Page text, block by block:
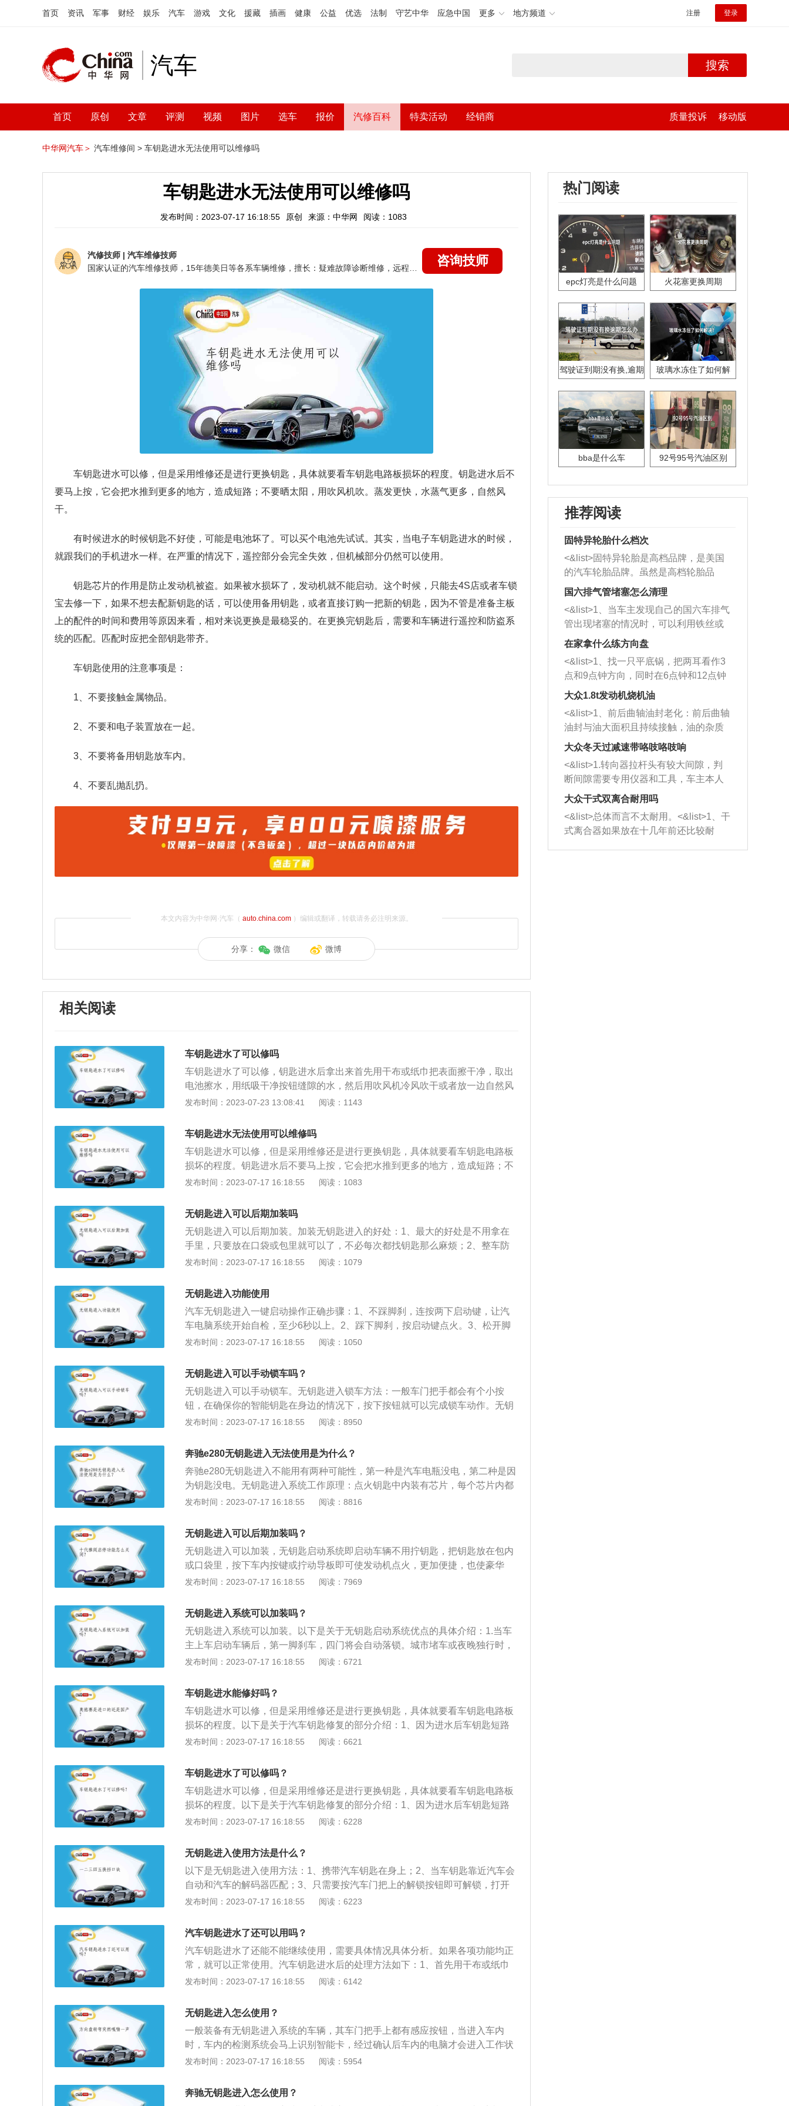
首页 资讯 军事 财经 娱乐 汽车 游戏 文化 援藏 插画 健康 公益 优选 法制 守艺中华 应急中国 更多 地方频道 注册 登录
汽车 搜索
首页 原创 文章 评测 视频 图片 选车 报价 汽修百科 特卖活动 经销商 质量投诉 移动版
中华网汽车＞ 汽车维修间 > 车钥匙进水无法使用可以维修吗
车钥匙进水无法使用可以维修吗
发布时间：2023-07-17 16:18:55 原创 来源：中华网 阅读：1083
汽修技师 | 汽车维修技师
咨询技师
车钥匙进水可以修，但是采用维修还是进行更换钥匙，具体就要看车钥匙电路板损坏的程度。钥匙进水后不
要马上按，它会把水推到更多的地方，造成短路；不要晒太阳，用吹风机吹。蒸发更快，水蒸气更多，自然风
干。
有时候进水的时候钥匙不好使，可能是电池坏了。可以买个电池先试试。其实，当电子车钥匙进水的时候，
就跟我们的手机进水一样。在严重的情况下，遥控部分会完全失效，但机械部分仍然可以使用。
钥匙芯片的作用是防止发动机被盗。如果被水损坏了，发动机就不能启动。这个时候，只能去4S店或者车锁
宝去修一下，如果不想去配新钥匙的话，可以使用备用钥匙，或者直接订购一把新的钥匙，因为不管是准备主板
上的配件的时间和费用等原因来看，相对来说更换是最稳妥的。在更换完钥匙后，需要和车辆进行遥控和防盗系
统的匹配。匹配时应把全部钥匙带齐。
车钥匙使用的注意事项是：
1、不要接触金属物品。
2、不要和电子装置放在一起。
3、不要将备用钥匙放车内。
4、不要乱抛乱扔。
本文内容为中华网·汽车（ auto.china.com）编辑或翻译，转载请务必注明来源。
分享： 微信 微博
相关阅读
车钥匙进水了可以修吗
车钥匙进水了可以修，钥匙进水后拿出来首先用干布或纸巾把表面擦干净，取出
电池擦水，用纸吸干净按钮缝隙的水，然后用吹风机冷风吹干或者放一边自然风
干，如果不放心，可以用95%的纯酒精擦拭车钥匙电路板与钥匙按钮的接触点。
坏了，可以拿到4S店维修。钥匙进水，不要马上按键。会促使水流向更多的地
方，造成短路。不要对着太阳晒，用吹风机吹。蒸发变快水汽更多，所以要自然
风干。有时候钥匙进水不好用，只是电池坏了，可以先买个电池换上试试。其实
电子式车钥匙进了水就跟手机进了水一样，严重的话遥控部分会完全失灵，不过
机械部分的依旧可以用。钥匙芯片的作用是发动机防盗，如果进水损坏的话会导
发布时间：2023-07-23 13:08:41 阅读：1143
车钥匙进水无法使用可以维修吗
车钥匙进水可以修，但是采用维修还是进行更换钥匙，具体就要看车钥匙电路板
损坏的程度。钥匙进水后不要马上按，它会把水推到更多的地方，造成短路；不
要晒太阳，用吹风机吹。蒸发更快，水蒸气更多，自然风干。有时候进水的时候
的时候，就跟我们的手机进水一样。在严重的情况下，遥控部分会完全失效，但
机械部分仍然可以使用。钥匙芯片的作用是防止发动机被盗。如果被水损坏了，
发动机就不能启动。这个时候，只能去4S店或者车锁宝去修一下，如果不想去配
新钥匙的话，可以使用备用钥匙，或者直接订购一把新的钥匙，因为不管是准备
主板上的配件的时间和费用等原因来看，相对来说更换是最稳妥的。在更换完钥
匙使用的注意事项是：1、不要接触金属物品。2、不要和电子装置放在一起。
3、不要将备用钥匙放车内。4、不要乱抛乱扔。
发布时间：2023-07-17 16:18:55 阅读：1083
无钥匙进入可以后期加装吗
无钥匙进入可以后期加装。加装无钥匙进入的好处：1、最大的好处是不用拿在
手里，只要放在口袋或包里就可以了，不必每次都找钥匙那么麻烦；2、整车防
盗，意思是你把整辆车拖走了，也没用，通过电路、油路，启动三点锁定，而且
窗，无须重新启动发动机逐个关闭车窗，车辆安全系统会自动升起车窗，大大地
提高了汽车的安全防范水平。汽车配备无钥匙进入系统，车主在携带钥匙靠近汽
车时，车辆自身就可以在一定的距离内感应到钥匙。钥匙芯片的ID会自动和与发
动机的ID进行匹配，成功配对之后汽车车门开启，无需钥匙，从而机进行自动解
锁，无需再拿钥匙进行手动操作。
发布时间：2023-07-17 16:18:55 阅读：1079
无钥匙进入功能使用
汽车无钥匙进入一键启动操作正确步骤：1、不踩脚刹，连按两下启动键，让汽
车电脑系统开始自检，至少6秒以上。2、踩下脚刹，按启动键点火。3、松开脚
刹，原地热车（根据差异的车型及环境温度确定热车时间，但在低温状况下要免
档位从P档拉到D档（如果在斜坡起步，为防止后遛，可先将档位拉到D档，轻踏
油门，慢慢松开手刹，即可平稳起步）。5、缓慢放开脚刹，起步。6、然后再根
据路况，平稳踩踏油门加油，安全上路。汽车无钥匙进入系统是什么意思无钥匙
进入系统不是传统的钥匙，而是一个带有智能电子芯片的钥匙。本田、丰田、日
产、奔驰、宝马等中高端品牌的部分车型已经采用了无钥匙系统。当你踏进指定
能锁定钥匙本身，防止你将自己锁在外面。需要注意的是，具备无钥匙进入功能
的车辆，不一定具备无钥匙启动功能。（本文转载太平洋汽车网）
发布时间：2023-07-17 16:18:55 阅读：1050
无钥匙进入可以手动锁车吗？
无钥匙进入可以手动锁车。无钥匙进入锁车方法：一般车门把手都会有个小按
钮，在确保你的智能钥匙在身边的情况下，按下按钮就可以完成锁车动作。无钥
匙进入系统有防盗警戒功能:在防盗警戒启动后发现车门未正确关好，则系统发出
开油路和启动电路，这样实际上避免了车门未上锁，而车主浑然不知的情况。
发布时间：2023-07-17 16:18:55 阅读：8950
奔驰e280无钥匙进入无法使用是为什么？
奔驰e280无钥匙进入不能用有两种可能性，第一种是汽车电瓶没电，第二种是因
为钥匙没电。无钥匙进入系统工作原理：点火钥匙中内装有芯片，每个芯片内都
装有固定的ID，只有钥匙芯片的ID与发动机的ID相匹配时，汽车才能启动。如果
戒状态，同时方向灯闪烁2次；当钥匙离开车体时，车门自动上锁并进入防盗警
戒状态，此时转向灯闪烁1次，喇叭响一短声。基本信息：汽车无钥匙进入系
统，简称PKE（PASSIVE-KEYLESS-ENTER），该产品采用了世界最先进的R
FID无线射频技术和最先进的车辆身份编码识别系统。
发布时间：2023-07-17 16:18:55 阅读：8816
无钥匙进入可以后期加装吗？
无钥匙进入可以加装，无钥匙启动系统即启动车辆不用拧钥匙，把钥匙放在包内
或口袋里，按下车内按键或拧动导板即可使发动机点火，更加便捷，也使豪华
感、科技感倍增。无钥匙启动系统除了使用方便以外，对车辆防盗、安全性也有
通过车主随身携带的智能卡里的芯片感应自动开关门锁，当驾驶者走近车辆一定
距离时，门锁会自动打开并解除防盗；当驾驶者离开车辆时，门锁会自动锁上并
进入防盗状态。2、防盗性能：电子钥匙的芯片使用的是第四代射频识别技术，
加密系统基本无法复制，并且没有合法的单据，官方是不会配置钥匙的。
发布时间：2023-07-17 16:18:55 阅读：7969
无钥匙进入系统可以加装吗？
无钥匙进入系统可以加装。以下是关于无钥匙启动系统优点的具体介绍：1.当车
主上车启动车辆后，第一脚刹车，四门将会自动落锁。城市堵车或夜晚独行时，
防止拎包等意外事件发生，做到万无一失。2.当驾驶者进入车辆时，车辆能辨认
身份识别器（电子钥匙）加密系统无法复制。采用第四代的射频识别技术(RFID)
芯片,完全达到了无法复制的要求。目前市面上已有的芯片式防盗器和原车配置芯
片防盗器基本上是第二代或第三代芯片，并没有完全解决被复制的问题。4.整车
防盗。通过对电路、油路、启动三点锁定，当防盗器被非法拆除，车辆照样无法
启动。5.不误报警。产品采用最先进的防冲突技术，极大地增强了系统的可靠
发动机逐个关闭车窗，车辆安全系统会自动升起车窗，大大地提高了汽车的安全
防范水平，不会因忘记关闭车窗而且发生淋雨等意外事件，智能钥匙系统让车主
不用每次离开车辆时总是担心忘记锁车门。
发布时间：2023-07-17 16:18:55 阅读：6721
车钥匙进水能修好吗？
车钥匙进水可以修，但是采用维修还是进行更换钥匙，具体就要看车钥匙电路板
损坏的程度。以下是关于汽车钥匙修复的部分介绍：1、因为进水后车钥匙短路
损坏的为内部的电路主板。2、电路主板上会有很多的电器原件，修复的时候，
用维修的方案。3、如果损坏的很严重，完全烧蚀，就没有必要再进行维修。
发布时间：2023-07-17 16:18:55 阅读：6621
车钥匙进水了可以修吗？
车钥匙进水可以修，但是采用维修还是进行更换钥匙，具体就要看车钥匙电路板
损坏的程度。以下是关于汽车钥匙修复的部分介绍：1、因为进水后车钥匙短路
损坏的为内部的电路主板。2、电路主板上会有很多的电器原件，修复的时候，
以采用维修的方案。3、如果损坏的很严重，完全烧蚀的话，就没有必要再进行
维修。
发布时间：2023-07-17 16:18:55 阅读：6228
无钥匙进入使用方法是什么？
以下是无钥匙进入使用方法：1、携带汽车钥匙在身上；2、当车钥匙靠近汽车会
自动和汽车的解码器匹配；3、只需要按汽车门把上的解锁按钮即可解锁，打开
车门即可进入车内。扩展内容：对于无钥匙进入系统的更多资料如下:1、汽车无
进的车辆身份编码识别系统。2、需要上锁汽车时，只要汽车钥匙在身上，那么
并不需要掏出汽车钥匙，只需要按一下门把手上的开关按钮，就可以再次上锁。
发布时间：2023-07-17 16:18:55 阅读：6223
汽车钥匙进水了还可以用吗？
汽车钥匙进水了还能不能继续使用，需要具体情况具体分析。如果各项功能均正
常，就可以正常使用。汽车钥匙进水后的处理方法如下：1、首先用干布或纸巾
把表面擦干净；2、要第一时间拆开钥匙，拿出钥匙电池，用吸水性较好的纸巾
板不宜过热；4、等完全晾干以后，装回钥匙电池，测试钥匙各项功能是否正
发布时间：2023-07-17 16:18:55 阅读：6142
无钥匙进入怎么使用？
一般装备有无钥匙进入系统的车辆，其车门把手上都有感应按钮，当进入车内
时，车内的检测系统会马上识别智能卡，经过确认后车内的电脑才会进入工作状
态，这时只需轻轻按动车内的启动按钮，就可以正常启动车。以下是无钥匙进入
内，车辆将无法启动并马上报警。2、完备的密码身份识别器（电子钥匙）加密
系统无法复制，采用第四代的射频识别技术(RFID)芯片，完全达到了无法复制的
发布时间：2023-07-17 16:18:55 阅读：5954
奔驰无钥匙进入怎么使用？
热门阅读
epc灯亮是什么问题 火花塞更换周期
驾驶证到期没有换,逾期
玻璃水冻住了如何解
bba是什么车 92号95号汽油区别
推荐阅读
固特异轮胎什么档次
<&list>固特异轮胎是高档品牌，是美国
的汽车轮胎品牌。虽然是高档轮胎品
牌，但是中高低端的轮胎都有生产，这
也是为了更好的开拓市场。
国六排气管堵塞怎么清理
<&list>1、当车主发现自己的国六车排气
管出现堵塞的情况时，可以利用铁丝或
者是细棍，直接将杂物给取出来，如果
堵塞情况比较严重，也可以采取应急措
施。 <&list>2、直接利用木棍将所有的
杂物推到排气管里面的位置处，然后将
三元催化器拆解开，就可以将堵塞的东
西取出来。但如果是因为积碳过多引起
的堵塞，就需要将三元催化器泡在草酸
洗剂对堵塞的情况得到解决，将清洗剂
放在燃油箱中，与燃油混合后，车辆启
动时，就可以和汽油一起进入到燃烧
室，最后形成废气排出，就可以让三元
催化器得到清洗，排气管堵塞的情况就
能够得到解决。
在家拿什么练方向盘
<&list>1、找一只平底锅，把两耳看作3
点和9点钟方向，同时在6点钟和12点钟
方向做一个标记。 <&list>2、双手握住
一圈半的练习，往右同样也要打相同的
圈数。 <&list>3、最后强调要反复练
习，这样就可以形成肌肉记忆，在真实
驾驶车辆时，不需要记忆也能打好方
向。
大众1.8t发动机烧机油
<&list>1、前后曲轴油封老化：前后曲轴
油封与油大面积且持续接触，油的杂质
和发动机内持续温度变化使其密封效果
逐渐减弱，导致渗油或漏油。<&list>2、
活塞间隙过大：积碳会使活塞环与缸体
的间隙扩大，导致机油流入燃烧室中，
造成烧机油。<&list>3、机油粘度。使用
机油粘度过小的话，同样会有烧机油现
象，机油粘度过小具有很好的流动性，
大众冬天过减速带咯吱咯吱响
<&list>1.转向器拉杆头有较大间隙，判
断间隙需要专用仪器和工具，车主本人
无法制作，需要将车辆送到修理厂或4s
店；<&list>2.车辆半轴套管防尘罩破
裂，破裂后会出现漏油现象，使半轴磨
损严重，磨损的半轴容易损坏，产生异
响；<&list>3.稳定器的转向胶套和球头
大众干式双离合耐用吗
<&list>总体而言不太耐用。<&list>1、干
式离合器如果放在十几年前还比较耐